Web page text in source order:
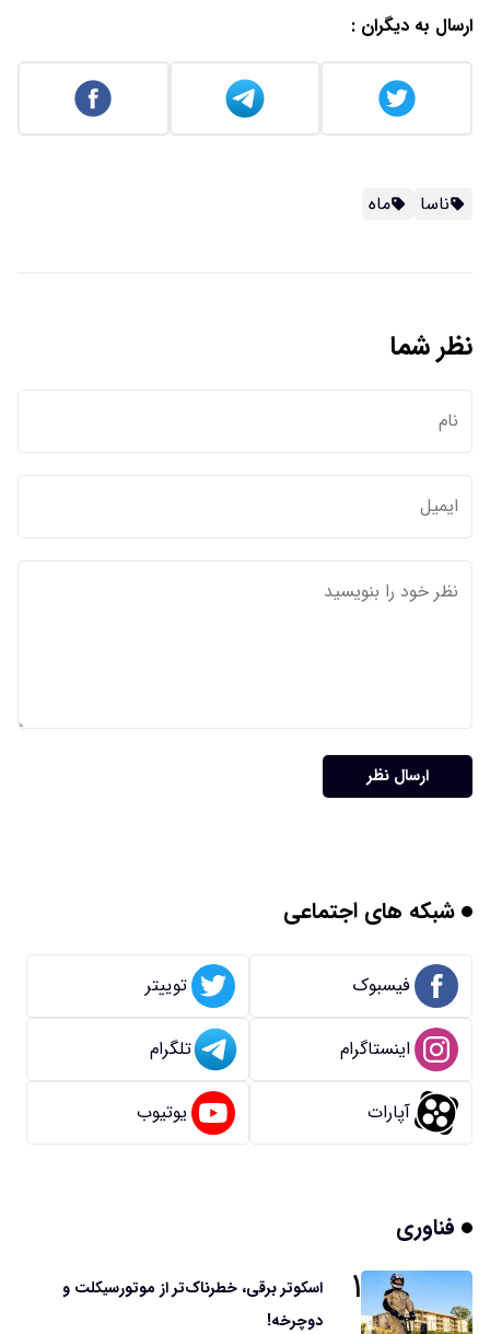
ارسال به دیگران :
ناسا ماه
نظر شما
ارسال نظر
شبکه های اجتماعی
فیسبوک توییتر
اینستاگرام تلگرام
آپارات یوتیوب
فناوری
۱
اسکوتر برقی، خطرناک‌تر از موتورسیکلت و
دوچرخه!